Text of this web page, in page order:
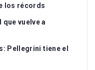
los récords
que vuelve a
Pellegrini tiene el